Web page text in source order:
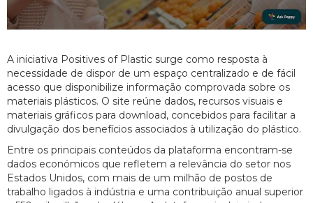
A iniciativa Positives of Plastic surge como resposta à
necessidade de dispor de um espaço centralizado e de fácil
acesso que disponibilize informação comprovada sobre os
materiais plásticos. O site reúne dados, recursos visuais e
materiais gráficos para download, concebidos para facilitar a
divulgação dos benefícios associados à utilização do plástico.
Entre os principais conteúdos da plataforma encontram-se
dados económicos que refletem a relevância do setor nos
Estados Unidos, com mais de um milhão de postos de
trabalho ligados à indústria e uma contribuição anual superior